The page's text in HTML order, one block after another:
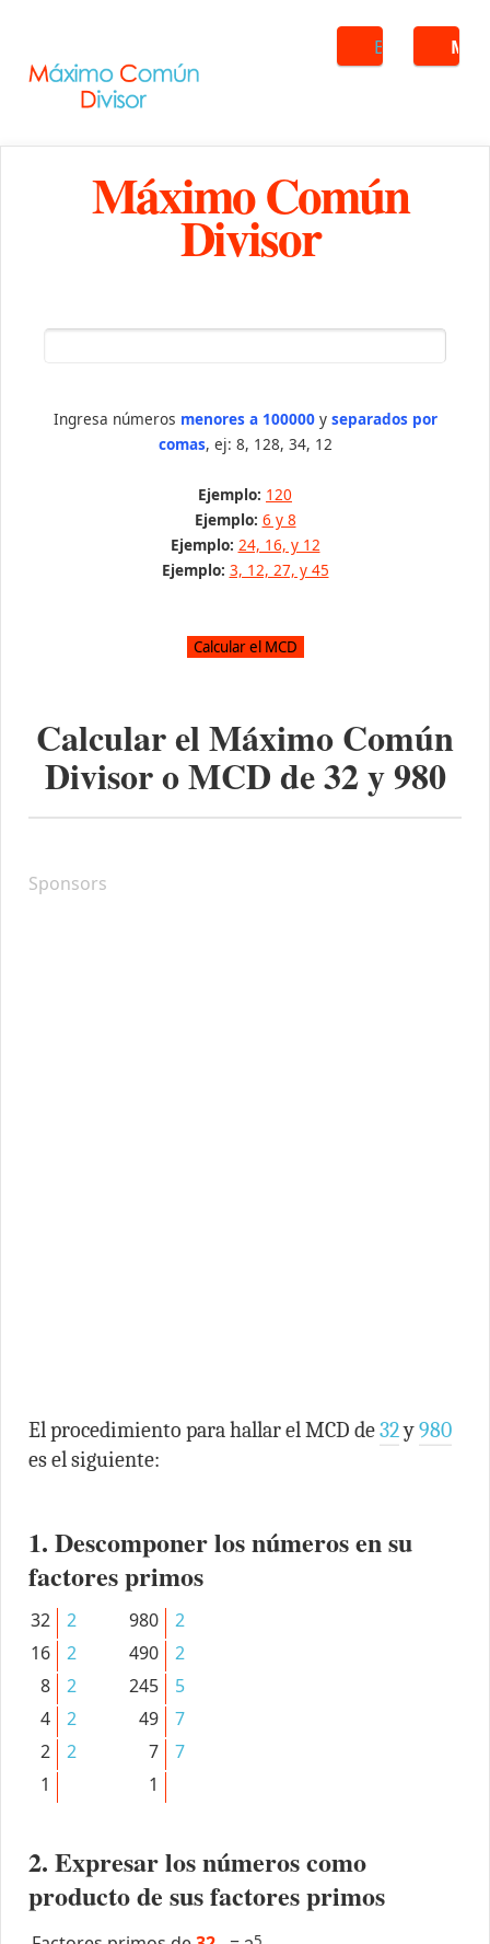
Buscar
Máximo Común
Divisor
Ingresa números menores a 100000y separados por
comas, ej: 8, 128, 34, 12
Ejemplo: 120
Ejemplo: 6 y 8
Ejemplo: 24, 16, y 12
Ejemplo: 3, 12, 27, y 45
Calcular el Máximo Común
Divisor o MCD de32y980
Sponsors
El procedimiento para hallar el MCD de32y980
es el siguiente:
1. Descomponer los números en su
factores primos
32
2
16
2
8
2
4
2
2
2
1
980
2
490
2
245
5
49
7
7
7
1
2. Expresar los números como
producto de sus factores primos